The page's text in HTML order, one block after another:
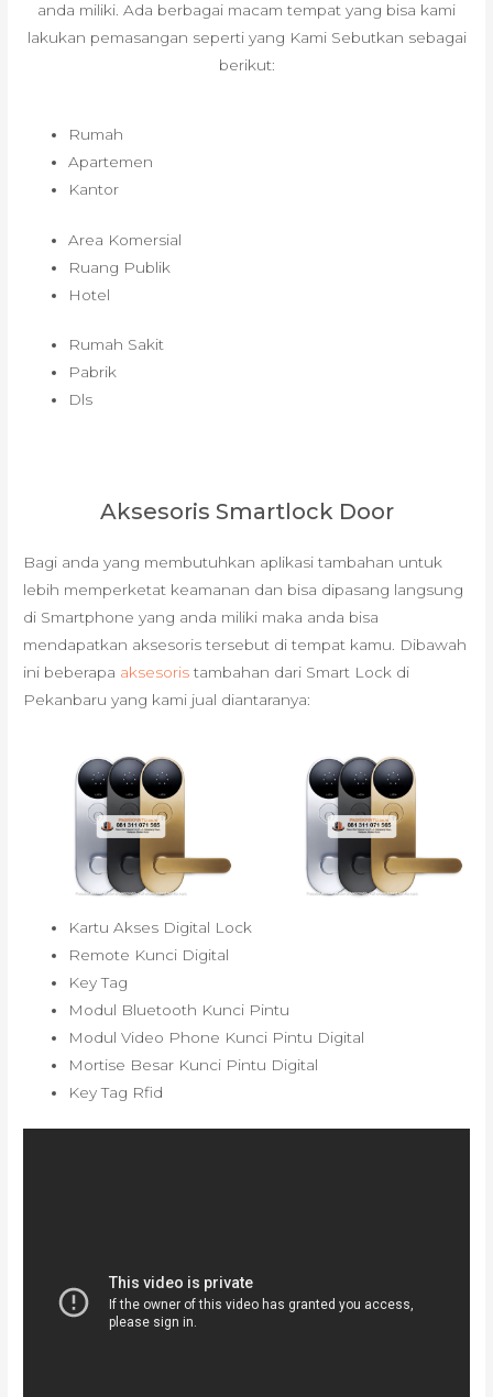
anda miliki. Ada berbagai macam tempat yang bisa kami
lakukan pemasangan seperti yang Kami Sebutkan sebagai
berikut:
Rumah
Apartemen
Kantor
Area Komersial
Ruang Publik
Hotel
Rumah Sakit
Pabrik
Dls
Aksesoris Smartlock Door
Bagi anda yang membutuhkan aplikasi tambahan untuk
lebih memperketat keamanan dan bisa dipasang langsung
di Smartphone yang anda miliki maka anda bisa
mendapatkan aksesoris tersebut di tempat kamu. Dibawah
ini beberapa aksesoris tambahan dari Smart Lock di
Pekanbaru yang kami jual diantaranya:
Kartu Akses Digital Lock
Remote Kunci Digital
Key Tag
Modul Bluetooth Kunci Pintu
Modul Video Phone Kunci Pintu Digital
Mortise Besar Kunci Pintu Digital
Key Tag Rfid